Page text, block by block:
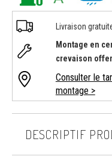
Livraison
Montage en
crevaison
Consulter le
montage >
DESCRIPTIF